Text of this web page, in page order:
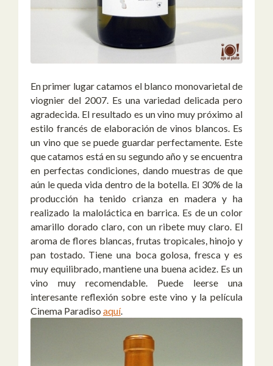
En primer lugar catamos el blanco monovarietal de
viognier del 2007. Es una variedad delicada pero
agradecida. El resultado es un vino muy próximo al
estilo francés de elaboración de vinos blancos. Es
un vino que se puede guardar perfectamente. Este
que catamos está en su segundo año y se encuentra
en perfectas condiciones, dando muestras de que
aún le queda vida dentro de la botella. El 30% de la
producción ha tenido crianza en madera y ha
realizado la maloláctica en barrica. Es de un color
amarillo dorado claro, con un ribete muy claro. El
aroma de flores blancas, frutas tropicales, hinojo y
pan tostado. Tiene una boca golosa, fresca y es
muy equilibrado, mantiene una buena acidez. Es un
vino muy recomendable. Puede leerse una
interesante reflexión sobre este vino y la película
Cinema Paradiso aquí.